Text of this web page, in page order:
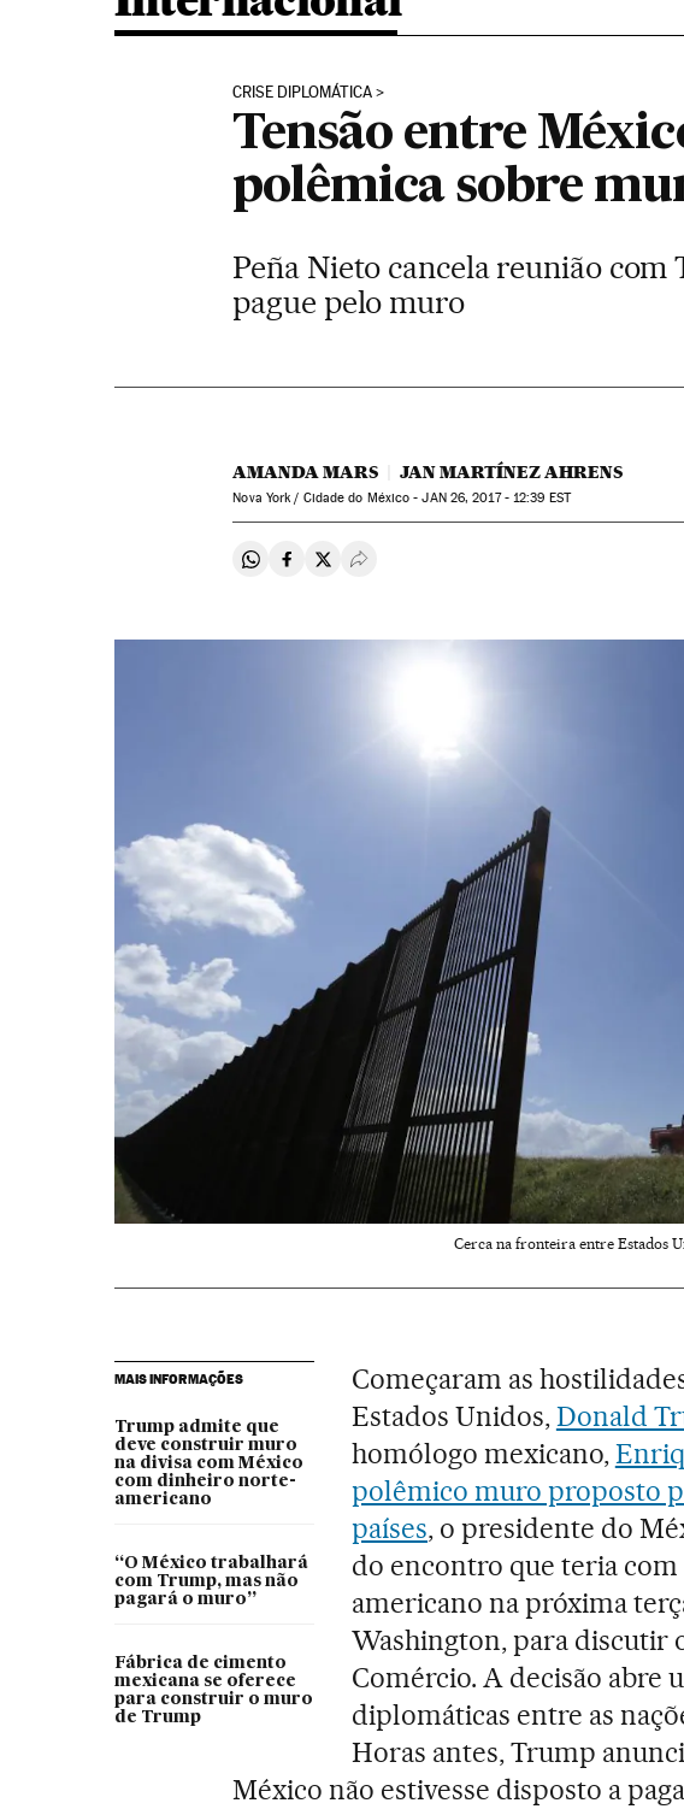
CRISE DIPLOMÁTICA
Tensão entre
polêmica sobre
Peña Nieto cancela reunião
pague pelo muro
AMANDA MARS JAN MARTÍNEZ AHRENS
Nova York / Cidade do México -JAN26, 2017 - 12:39 EST
Compartir en Whatsapp
Compartir en Facebook
Compartir en Twitter
Desplegar Redes Sociales
Cerca na fronteira entre Estados
MAIS INFORMAÇÕES
Trump admite que
deve construir muro
na divisa com México
com dinheiro norte-
americano
“O México trabalhará
com Trump, mas não
pagará o muro”
Fábrica de cimento
mexicana se oferece
para construir o muro
de Trump
Começaram as
Estados Unidos,Donald
homólogo mexicano,
polêmico muro proposto
países, o presidente do
do encontro que teria
americano na próxima
Washington, para discutir
Comércio. A decisão abre
diplomáticas entre as
Horas antes, Trump
México não estivesse disposto a